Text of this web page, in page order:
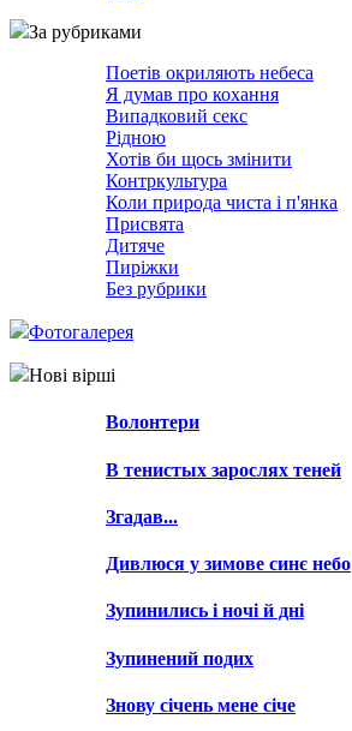
За рубриками
Поетів окриляють небеса
Я думав про кохання
Випадковий секс
Рідною
Хотів би щось змінити
Контркультура
Коли природа чиста і п'янка
Присвята
Дитяче
Пиріжки
Без рубрики
Фотогалерея
Нові вірші
Волонтери
В тенистых зарослях теней
Згадав...
Дивлюся у зимове синє небо
Зупинились і ночі й дні
Зупинений подих
Знову січень мене січе